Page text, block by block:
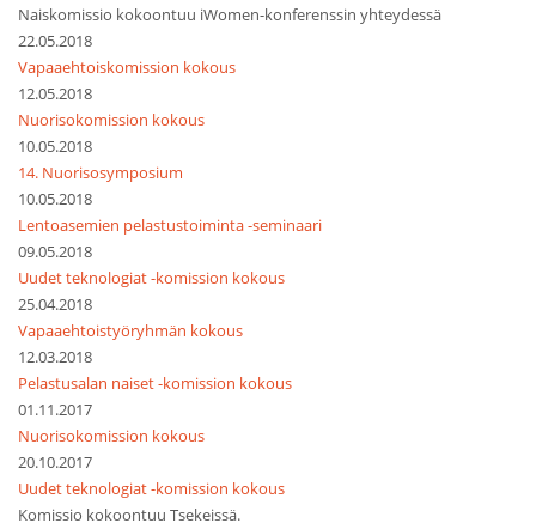
Naiskomissio kokoontuu iWomen-konferenssin yhteydessä
22.05.2018
Vapaaehtoiskomission kokous
12.05.2018
Nuorisokomission kokous
10.05.2018
14. Nuorisosymposium
10.05.2018
Lentoasemien pelastustoiminta -seminaari
09.05.2018
Uudet teknologiat -komission kokous
25.04.2018
Vapaaehtoistyöryhmän kokous
12.03.2018
Pelastusalan naiset -komission kokous
01.11.2017
Nuorisokomission kokous
20.10.2017
Uudet teknologiat -komission kokous
Komissio kokoontuu Tsekeissä.